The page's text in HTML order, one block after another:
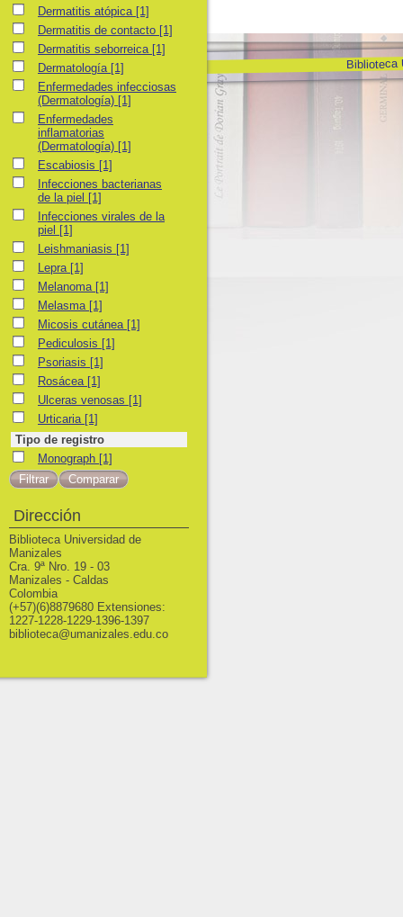
Biblioteca
Dermatitis atópica
Dermatitis atópica [1]
Dermatitis de contacto
Dermatitis de contacto [1]
Dermatitis seborreica
Dermatitis seborreica [1]
Dermatología
Dermatología [1]
Enfermedades infecciosas (Dermatología)
Enfermedades infecciosas
(Dermatología) [1]
Enfermedades inflamatorias (Dermatología)
Enfermedades
inflamatorias
(Dermatología) [1]
Escabiosis
Escabiosis [1]
Infecciones bacterianas de la piel
Infecciones bacterianas
de la piel [1]
Infecciones virales de la piel
Infecciones virales de la
piel [1]
Leishmaniasis
Leishmaniasis [1]
LepraLepra [1]
MelanomaMelanoma [1]
MelasmaMelasma [1]
Micosis cutánea
Micosis cutánea [1]
Pediculosis
Pediculosis [1]
PsoriasisPsoriasis [1]
RosáceaRosácea [1]
Ulceras venosas
Ulceras venosas [1]
UrticariaUrticaria [1]
Tipo de registro
Monograph
Monograph [1]
Dirección
Biblioteca Universidad de
Manizales
Cra. 9ª Nro. 19 - 03
Manizales - Caldas
Colombia
(+57)(6)8879680 Extensiones:
1227-1228-1229-1396-1397
biblioteca@umanizales.edu.co